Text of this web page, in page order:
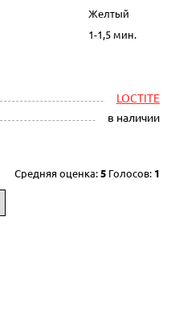
Желтый
1-1,5 мин.
LOCTITE
в наличии
Средняя оценка:5 Голосов: 1